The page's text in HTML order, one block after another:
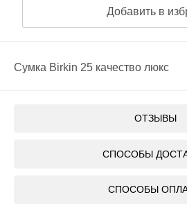
Добавить в
Сумка Birkin 25 качество люкс
ОТЗЫВЫ
СПОСОБЫ
СПОСОБЫ